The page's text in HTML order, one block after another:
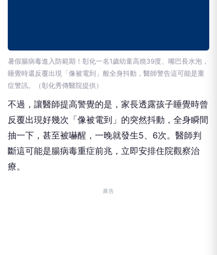
暑假腸病毒進入防範期！彰化一名1歲幼童高燒39度、嘴巴長水泡，
睡覺時還反覆出現「像被電到」般全身抖動，醫師警告這可能是重
症警訊。（彰化秀傳醫院提供）
不過，讓醫師提高警覺的是，家長透露孩子睡覺時曾
反覆出現好幾次「像被電到」的突然抖動，全身瞬間
抽一下，甚至被嚇醒，一晚就發生5、6次。醫師判
斷這可能是腸病毒重症前兆，立即安排住院觀察治
療。
廣告